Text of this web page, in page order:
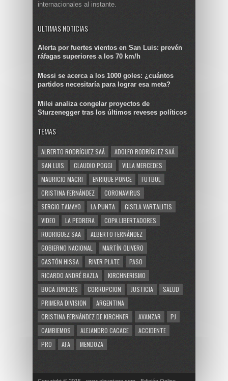
internacionales al instante.
ULTIMAS NOTICIAS
Alerta por fuertes vientos en San Luis: prevén
ráfagas superiores a los 70 km/h
Messi se acerca a los 1000 goles: ¿cuántos
partidos necesitaría para lograr esa meta?
Milei analiza congelar proyectos de
Sturzenegger tras los últimos reveses políticos
TEMAS
ALBERTO RODRÍGUEZ SAÁ
ADOLFO RODRÍGUEZ SAÁ
SAN LUIS
CLAUDIO POGGI
VILLA MERCEDES
MAURICIO MACRI
ENRIQUE PONCE
FUTBOL
CRISTINA FERNÁNDEZ
CORONAVIRUS
SERGIO TAMAYO
LA PUNTA
GISELA VARTALITIS
VIDEO
LA PEDRERA
COPA LIBERTADORES
RODRIGUEZ SAA
ALBERTO FERNÁNDEZ
GOBIERNO NACIONAL
MARTÍN OLIVERO
GASTÓN HISSA
RIVER PLATE
PASO
RICARDO ANDRÉ BAZLA
KIRCHNERISMO
BOCA JUNIORS
CORRUPCION JUSTICIA
SALUD
PRIMERA DIVISION
ARGENTINA
CRISTINA FERNÁNDEZ DE KIRCHNER
AVANZAR
PJ
CAMBIEMOS
ALEJANDRO CACACE
ACCIDENTE
PRO
AFA MENDOZA